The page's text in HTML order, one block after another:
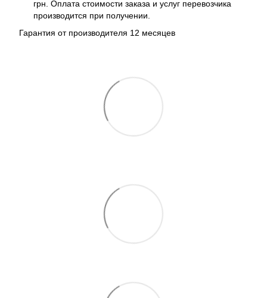
грн. Оплата стоимости заказа и услуг перевозчика
производится при получении.
Гарантия от производителя 12 месяцев